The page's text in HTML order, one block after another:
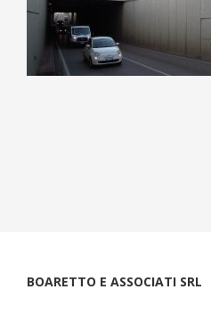
BOARETTO E ASSOCIATI SRL